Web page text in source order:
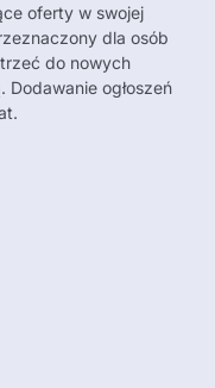
oferty w swojej
dla osób
do nowych
ogłoszeń